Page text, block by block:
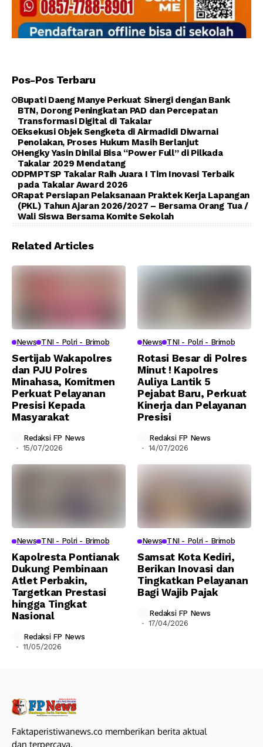
Pos-Pos Terbaru
Bupati Daeng Manye Perkuat Sinergi dengan Bank
BTN, Dorong Peningkatan PAD dan Percepatan
Transformasi Digital di Takalar
Eksekusi Objek Sengketa di Airmadidi Diwarnai
Penolakan, Proses Hukum Masih Berlanjut
Hengky Yasin Dinilai Bisa “Power Full” di Pilkada
Takalar 2029 Mendatang
DPMPTSP Takalar Raih Juara I Tim Inovasi Terbaik
pada Takalar Award 2026
Rapat Persiapan Pelaksanaan Praktek Kerja Lapangan
(PKL) Tahun Ajaran 2026/2027 – Bersama Orang Tua /
Wali Siswa Bersama Komite Sekolah
Related Articles
News TNI - Polri - Brimob
Sertijab Wakapolres
dan PJU Polres
Minahasa, Komitmen
Perkuat Pelayanan
Presisi Kepada
Masyarakat
Redaksi FP News
15/07/2026
News TNI - Polri - Brimob
Rotasi Besar di Polres
Minut ! Kapolres
Auliya Lantik 5
Pejabat Baru, Perkuat
Kinerja dan Pelayanan
Presisi
Redaksi FP News
14/07/2026
News TNI - Polri - Brimob
Kapolresta Pontianak
Dukung Pembinaan
Atlet Perbakin,
Targetkan Prestasi
hingga Tingkat
Nasional
Redaksi FP News
11/05/2026
News TNI - Polri - Brimob
Samsat Kota Kediri,
Berikan Inovasi dan
Tingkatkan Pelayanan
Bagi Wajib Pajak
Redaksi FP News
17/04/2026
Faktaperistiwanews.co memberikan berita aktual
dan terpercaya.